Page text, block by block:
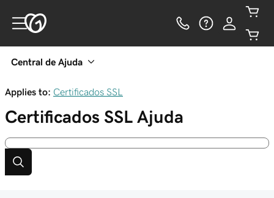
Central de Ajuda
Applies to: Certificados SSL
Certificados SSL Ajuda